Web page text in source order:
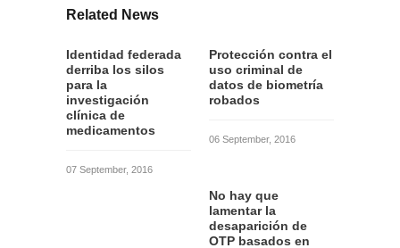
Related News
Identidad federada
derriba los silos
para la
investigación
clínica de
medicamentos
07 September, 2016
Protección contra el
uso criminal de
datos de biometría
robados
06 September, 2016
No hay que
lamentar la
desaparición de
OTP basados en